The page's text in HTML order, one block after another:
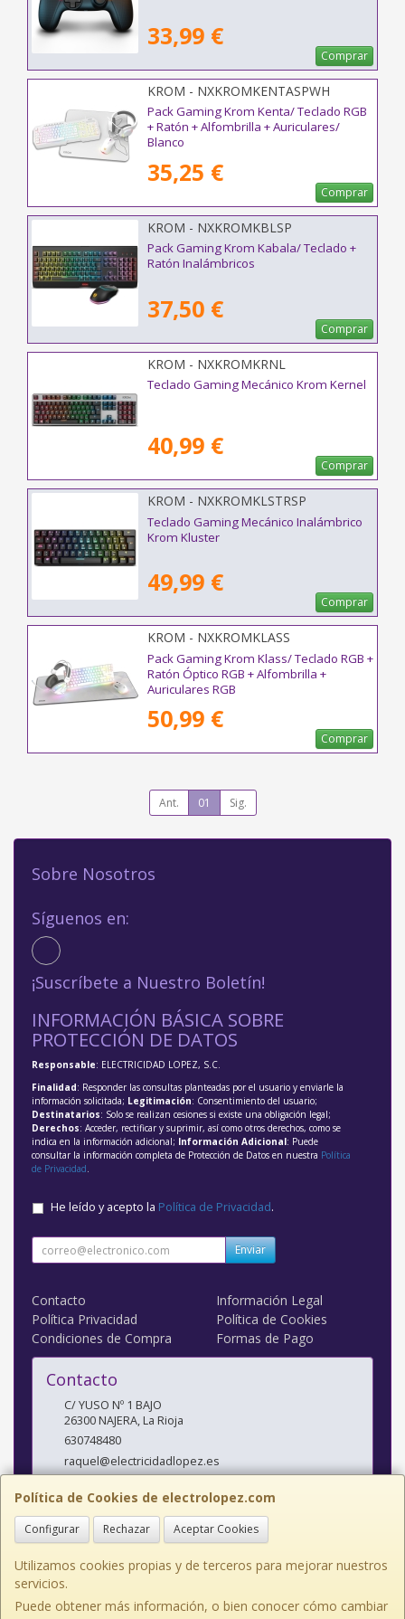
33,99 €
Comprar
KROM - NXKROMKENTASPWH
Pack Gaming Krom Kenta/ Teclado RGB
+ Ratón + Alfombrilla + Auriculares/
Blanco
35,25 €
Comprar
KROM - NXKROMKBLSP
Pack Gaming Krom Kabala/ Teclado +
Ratón Inalámbricos
37,50 €
Comprar
KROM - NXKROMKRNL
Teclado Gaming Mecánico Krom Kernel
40,99 €
Comprar
KROM - NXKROMKLSTRSP
Teclado Gaming Mecánico Inalámbrico
Krom Kluster
49,99 €
Comprar
KROM - NXKROMKLASS
Pack Gaming Krom Klass/ Teclado RGB +
Ratón Óptico RGB + Alfombrilla +
Auriculares RGB
50,99 €
Comprar
Ant. 01 Sig.
Política de Cookies de electrolopez.com
Configurar Rechazar Aceptar Cookies
Utilizamos cookies propias y de terceros para mejorar nuestros
servicios.
Puede obtener más información, o bien conocer cómo cambiar
Sobre Nosotros
Síguenos en:
¡Suscríbete a Nuestro Boletín!
INFORMACIÓN BÁSICA SOBRE
PROTECCIÓN DE DATOS
Responsable: ELECTRICIDAD LOPEZ, S.C.
Finalidad: Responder las consultas planteadas por el usuario y enviarle la
información solicitada; Legitimación: Consentimiento del usuario;
Destinatarios: Solo se realizan cesiones si existe una obligación legal;
Derechos: Acceder, rectificar y suprimir, así como otros derechos, como se
indica en la información adicional; Información Adicional: Puede
consultar la información completa de Protección de Datos en nuestra Política
de Privacidad.
He leído y acepto la Política de Privacidad.
Enviar
Contacto
Información Legal
Política Privacidad
Política de Cookies
Condiciones de Compra
Formas de Pago
Contacto
C/ YUSO Nº 1 BAJO
26300NAJERA,La Rioja
630748480
raquel@electricidadlopez.es
Horario
LUNES A VIERNES DE 10:00 A 14:00 H Y DE 17:00 H A 20:00 H
C/ YUSO Nº 1 BAJO, 26300, La Rioja, España. - C.I.F.: J26435081 - Tfno: